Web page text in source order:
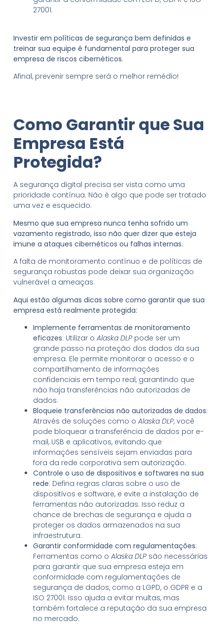
27001.
Investir em políticas de segurança bem definidas e
treinar sua equipe é fundamental para proteger sua
empresa de riscos cibernéticos.
Afinal, prevenir sempre será o melhor remédio!
Como Garantir que Sua
Empresa Está
Protegida?
A segurança digital precisa ser vista como uma
prioridade contínua. Não é algo que pode ser tratado
uma vez e esquecido.
Mesmo que sua empresa nunca tenha sofrido um
vazamento registrado, isso não quer dizer que esteja
imune a ataques cibernéticos ou falhas internas.
A falta de monitoramento contínuo e de políticas de
segurança robustas pode deixar sua organização
vulnerável a ameaças.
Aqui estão algumas dicas sobre como garantir que sua
empresa está realmente protegida:
Implemente ferramentas de monitoramento
eficazes: Utilizar o Alaska DLPpode ser um
grande passo na proteção dos dados da sua
empresa. Ele permite monitorar o acesso e o
compartilhamento de informações
confidenciais em tempo real, garantindo que
não haja transferências não autorizadas de
dados.
Bloqueie transferências não autorizadas de dados:
Através de soluções como o Alaska DLP, você
pode bloquear a transferência de dados por e-
mail, USB e aplicativos, evitando que
informações sensíveis sejam enviadas para
fora da rede corporativa sem autorização.
Controle o uso de dispositivos e softwares na sua
rede: Defina regras claras sobre o uso de
dispositivos e software, e evite a instalação de
ferramentas não autorizadas. Isso reduz a
chance de brechas de segurança e ajuda a
proteger os dados armazenados na sua
infraestrutura.
Garantir conformidade com regulamentações:
Ferramentas como o Alaska DLPsão necessárias
para garantir que sua empresa esteja em
conformidade com regulamentações de
segurança de dados, como a LGPD, o GDPR e a
ISO 27001. Isso ajuda a evitar multas, mas
também fortalece a reputação da sua empresa
no mercado.